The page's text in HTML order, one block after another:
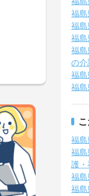
福島
福島
福島
福
の介
福島
福島
福島
福
護・
福島
福